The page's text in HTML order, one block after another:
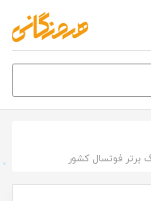
برتر فوتسال کشور